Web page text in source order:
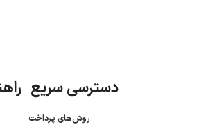
دسترسی سریع
روش‌های پرداخت